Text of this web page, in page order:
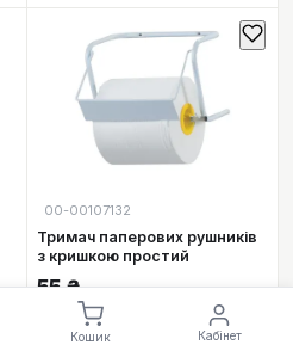
Кошик Кабінет
00-00107132
Тримач паперових рушників
з кришкою простий
55₴